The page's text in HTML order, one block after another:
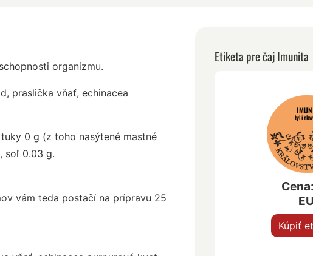
organizmu.
praslička vňať, echinacea
0 g (z toho nasýtené mastné
soľ 0.03 g.
vám teda postačí na prípravu 25
Etiketa pre čaj Imunita
Kúpiť